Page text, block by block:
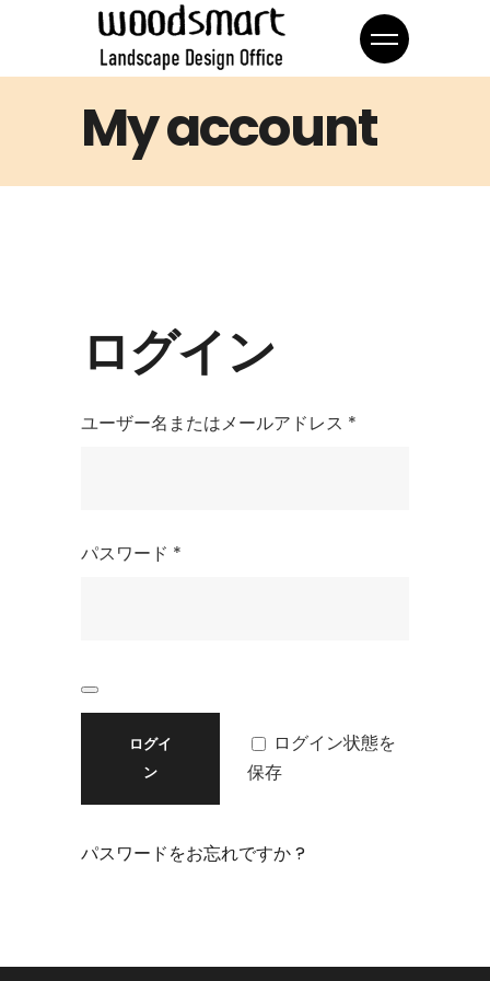
My account
ログイン
ユーザー名またはメールアドレス *
パスワード *
ログイン状態を
保存
ログイ
ン
パスワードをお忘れですか ?